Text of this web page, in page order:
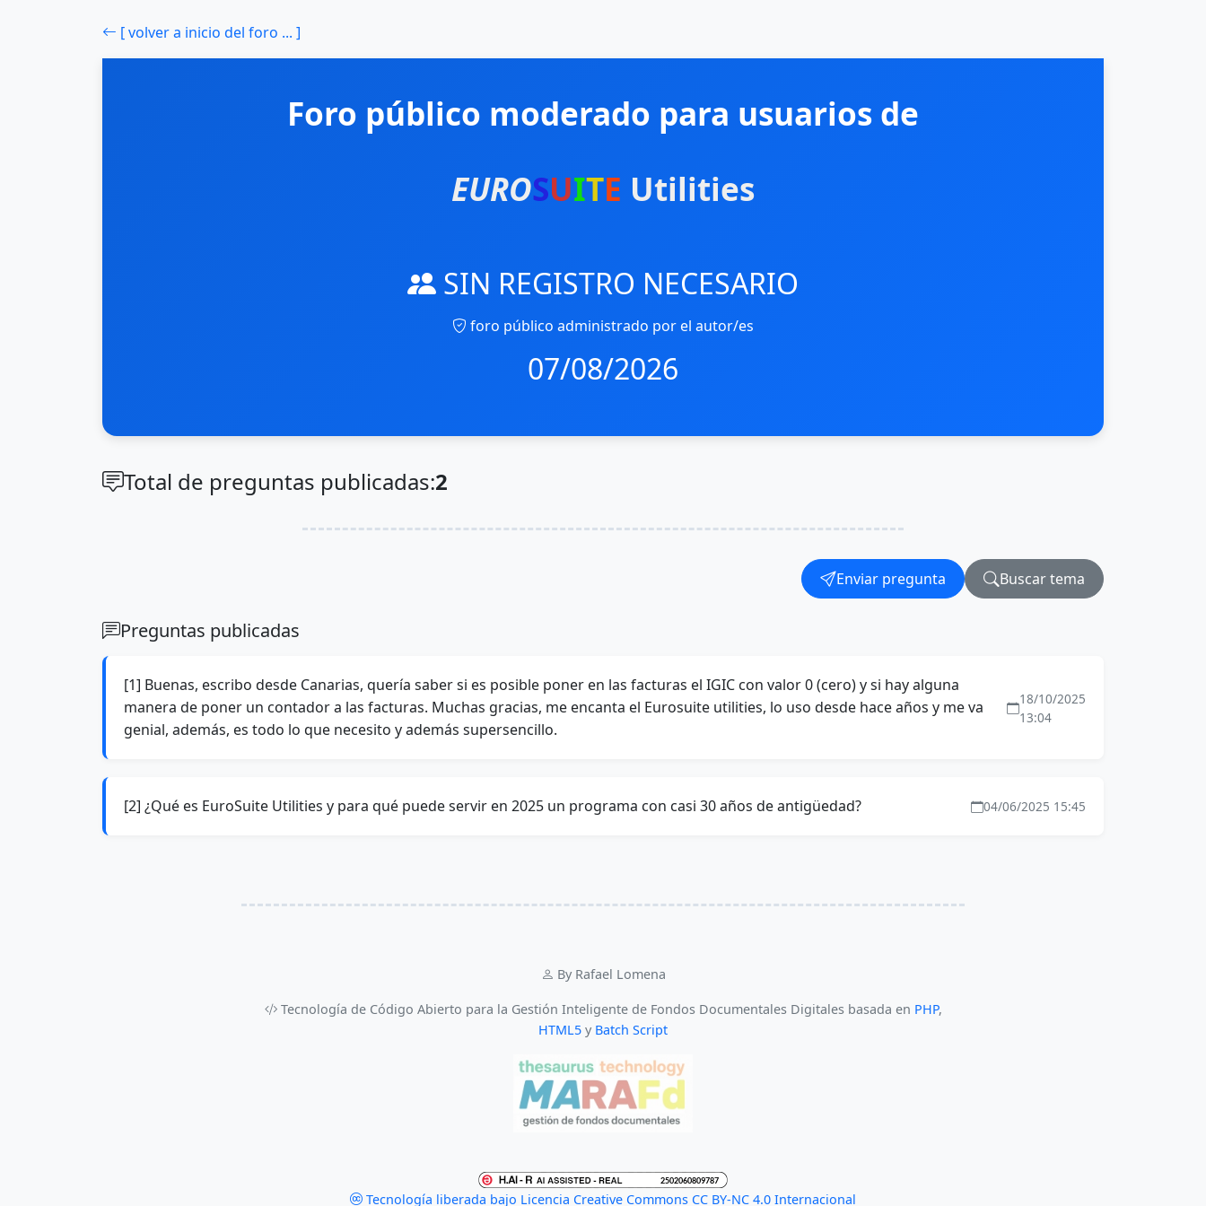
[ volver a inicio del foro ... ]
Foro público moderado para usuarios de
EUROSUITE Utilities
SIN REGISTRO NECESARIO
foro público administrado por el autor/es
07/08/2026
Total de preguntas publicadas:2
Enviar pregunta Buscar tema
Preguntas publicadas
[1] Buenas, escribo desde Canarias, quería saber si es posible poner en las facturas el IGIC con valor 0 (cero) y si hay alguna
manera de poner un contador a las facturas. Muchas gracias, me encanta el Eurosuite utilities, lo uso desde hace años y me va
genial, además, es todo lo que necesito y además supersencillo.
18/10/2025
13:04
[2] ¿Qué es EuroSuite Utilities y para qué puede servir en 2025 un programa con casi 30 años de antigüedad? 04/06/2025 15:45
By Rafael Lomena
Tecnología de Código Abierto para la Gestión Inteligente de Fondos Documentales Digitales basada en PHP,
HTML5 y Batch Script
Tecnología liberada bajo Licencia Creative Commons CC BY-NC 4.0 Internacional